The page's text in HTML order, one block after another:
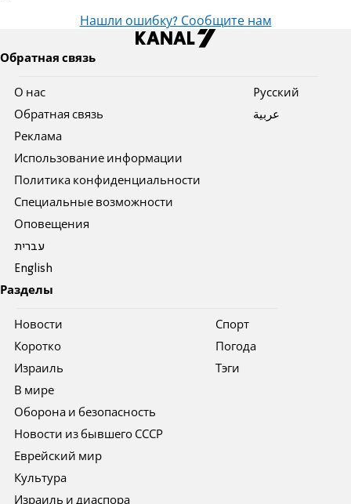
Нашли ошибку? Сообщите нам
Обратная связь
О нас
Обратная связь
Реклама
Использование информации
Политика конфиденциальности
Специальные возможности
Оповещения
עברית
English
Pусский
عربية
Разделы
Новости
Коротко
Израиль
В мире
Оборона и безопасность
Новости из бывшего СССР
Еврейский мир
Культура
Израиль и диаспора
Спорт
Погода
Тэги